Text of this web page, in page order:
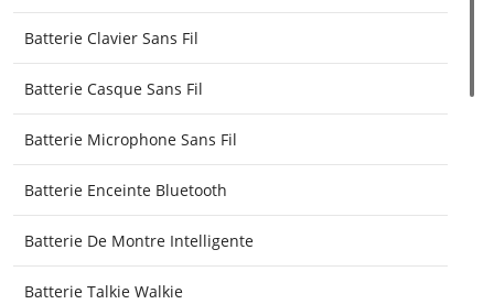
Batterie Clavier Sans Fil
Batterie Casque Sans Fil
Batterie Microphone Sans Fil
Batterie Enceinte Bluetooth
Batterie De Montre Intelligente
Batterie Talkie Walkie